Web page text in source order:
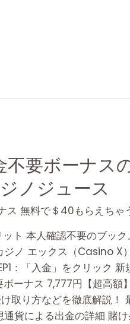
不要ボーナス
ノジュース
ス 無料で＄40もらえち
ト 本人確認不要のブック
ノ エックス（Casino X
：「入金」をクリック
ーナス 7,777円【超高額
取り方などを徹底解説！
貨による出金の詳細 賭